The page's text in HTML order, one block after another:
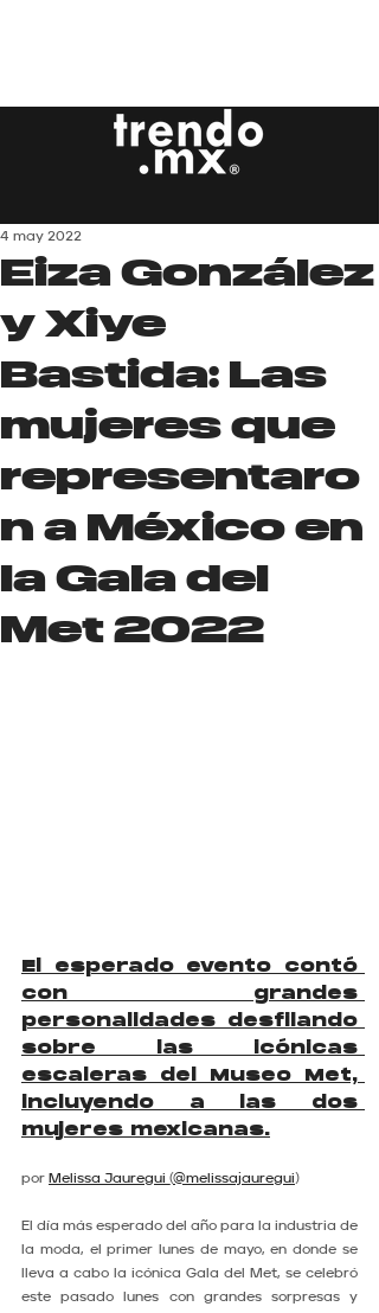
Eiza González
y Xiye
Bastida: Las
mujeres que
representaro
n a México en
la Gala del
Met 2022
4 may 2022
El esperado evento contó
con grandes
personalidades desfilando
sobre las icónicas
escaleras del Museo Met,
incluyendo a las dos
mujeres mexicanas.
por Melissa Jauregui (@melissajauregui)
El día más esperado del año para la industria de
la moda, el primer lunes de mayo, en donde se
lleva a cabo la icónica Gala del Met, se celebró
este pasado lunes con grandes sorpresas y